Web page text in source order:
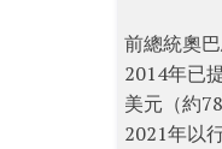
前總統奧
2014年已
美元（約
2021年以